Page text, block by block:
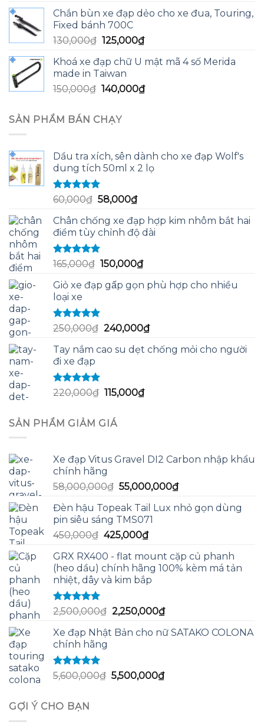
là:
12,790,000₫.
tại
Chắn bùn xe đạp dẻo cho xe đua, Touring,
Fixed bánh 700C
130,000₫ Giá
là:
130,000₫.
125,000₫Giá
tại
125,000₫.
Khoá xe đạp chữ U mật mã 4 số Merida
made in Taiwan
150,000₫ Giá
là:
150,000₫.
140,000₫Giá
SẢN PHẨM BÁN CHẠY
Dầu tra xích, sên dành cho xe đạp Wolf's
dung tích 50ml x 2 lọ
Được xếp
hạng
sao
60,000₫ Giá
là:
60,000₫.
58,000₫Giá
tại
là:
Chân chống xe đạp hợp kim nhôm bắt hai
điểm tùy chỉnh độ dài
Được xếp
hạng
sao
165,000₫ Giá
là:
150,000₫Giá
tại
Giỏ xe đạp gấp gọn phù hợp cho nhiều
loại xe
Được xếp
hạng
sao
250,000₫ Giá
là:
240,000₫Giá
tại
Tay nắm cao su dẹt chống mỏi cho người
đi xe đạp
Được xếp
hạng
220,000₫ Giá
là:
220,000₫.
115,000₫Giá
SẢN PHẨM GIẢM GIÁ
Xe đạp Vitus Gravel DI2 Carbon nhập khẩu
chính hãng
58,000,000₫ Giá
là:
58,000,000₫.
55,000,000₫Giá
tại
Đèn hậu Topeak Tail Lux nhỏ gọn dùng
pin siêu sáng TMS071
450,000₫ Giá
là:
450,000₫.
425,000₫Giá
tại
là:
425,000₫.
GRX RX400 - flat mount cặp củ phanh
(heo dầu) chính hãng 100% kèm má tản
nhiệt, dây và kim bắp
Được xếp
hạng
5.00
sao
2,500,000₫ Giá
là:
2,250,000₫Giá
tại
Xe đạp Nhật Bản cho nữ SATAKO COLONA
chính hãng
Được xếp
hạng
5.00
5,600,000₫ Giá
5,500,000₫Giá
GỢI Ý CHO BẠN